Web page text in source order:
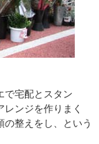
宅配とスタン
ンジを作りまく
整えをし、という